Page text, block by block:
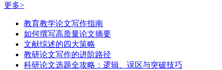
更多>
教育教学论文写作指南
如何撰写高质量论文摘要
文献综述的四大策略
教研论文写作的进阶路径
科研论文选题全攻略：逻辑、误区与突破技巧